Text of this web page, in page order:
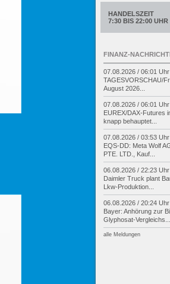
HANDELSZEIT
7:30 BIS 22:00 UHR
FINANZ-
07.08.2026 / 06:01 Uhr
TAGESVORSCHAU/
August 2026...
07.08.2026 / 06:01 Uhr
EUREX/DAX-Futures
knapp behauptet...
07.08.2026 / 03:53 Uhr
EQS-DD: Meta Wolf
PTE. LTD., Kauf...
06.08.2026 / 22:23 Uhr
Daimler Truck plant
Lkw-Produktion...
06.08.2026 / 20:24 Uhr
Bayer: Anhörung zur
Glyphosat-Vergleichs...
alle Meldungen